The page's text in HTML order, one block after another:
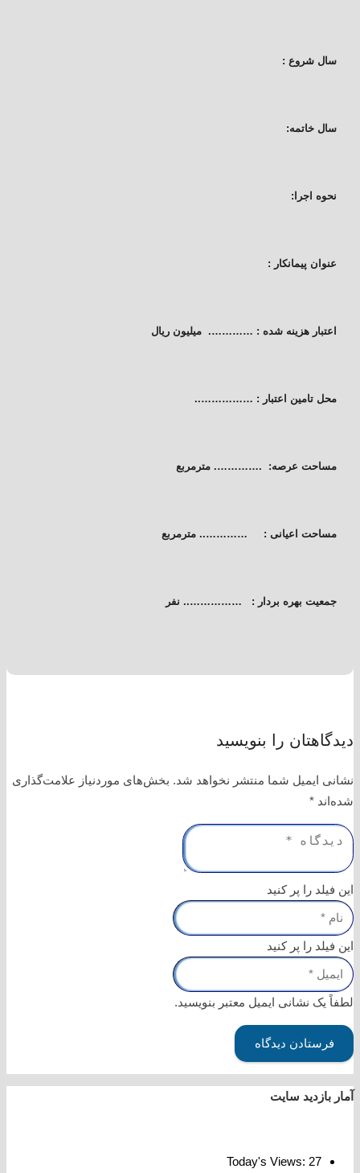
سال شروع :
سال خاتمه:
نحوه اجرا:
عنوان پیمانکار :
اعتبار هزینه شده : …………. میلیون ریال
محل تامین اعتبار : ……………..
مساحت عرصه: .…………. مترمربع
مساحت اعیانی : ………….. مترمربع
جمعیت بهره بردار : …………….. نفر
دیدگاهتان را بنویسید
نشانی ایمیل شما منتشر نخواهد شد. بخش‌های موردنیاز علامت‌گذاری
شده‌اند *
این فیلد را پر کنید
این فیلد را پر کنید
لطفاً یک نشانی ایمیل معتبر بنویسید.
فرستادن دیدگاه
آمار بازدید سایت
Today's Views: 27